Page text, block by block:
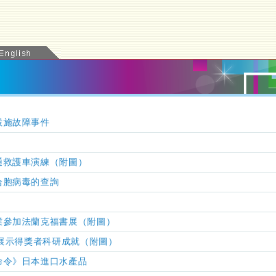
施故障事件
護車演練（附圖）
病毒的查詢
加法蘭克福書展（附圖）
得獎者科研成就（附圖）
》日本進口水產品